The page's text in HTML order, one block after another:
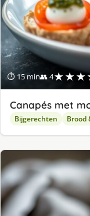
⏱ 15 min👥 4
Canapés met
Bijgerechten Brood